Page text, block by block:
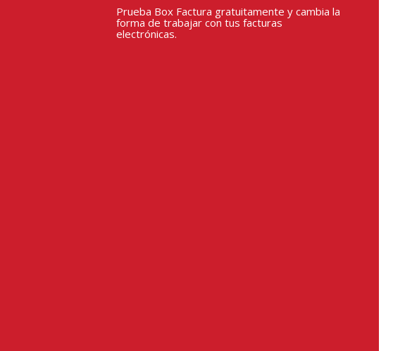
Prueba Box Factura gratuitamente y cambia la
forma de trabajar con tus facturas
electrónicas.